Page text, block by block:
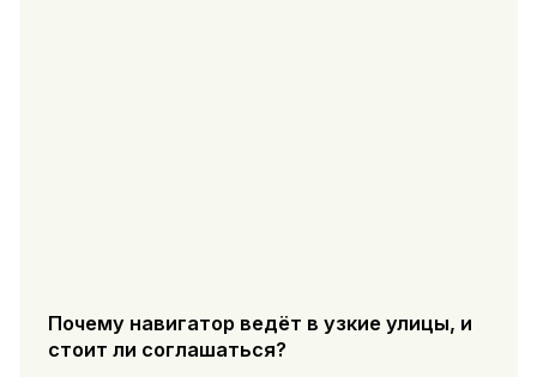
Почему навигатор ведёт в узкие улицы, и
стоит ли соглашаться?